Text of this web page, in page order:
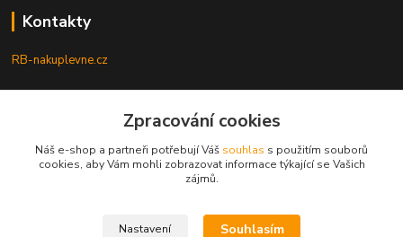
Kontakty
RB-nakuplevne.cz
+420 222722421
info@rb-nakuplevne.cz
Zpracování cookies
Náš e-shop a partneři potřebují Váš souhlas s použitím souborů
cookies, aby Vám mohli zobrazovat informace týkající se Vašich
zájmů.
Nastavení Souhlasím